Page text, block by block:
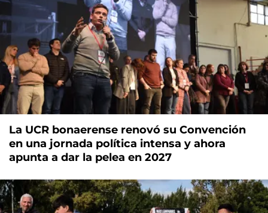
La UCR bonaerense renovó su Convención
en una jornada política intensa y ahora
apunta a dar la pelea en 2027